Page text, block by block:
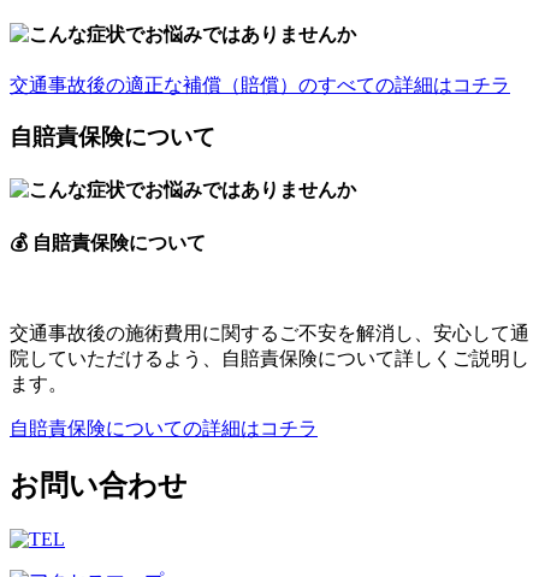
交通事故後の適正な補償（賠償）のすべての詳細はコチラ
自賠責保険について
💰 自賠責保険について
交通事故後の施術費用に関するご不安を解消し、安心して通
院していただけるよう、自賠責保険について詳しくご説明し
ます。
自賠責保険についての詳細はコチラ
お問い合わせ